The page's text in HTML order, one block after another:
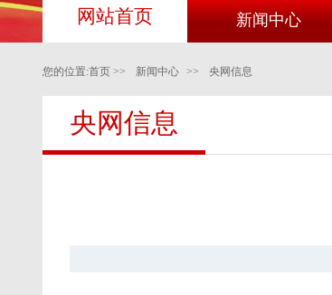
网站首页 新闻中心
您的位置:首页 >> 新闻中心 >> 央网信息
央网信息